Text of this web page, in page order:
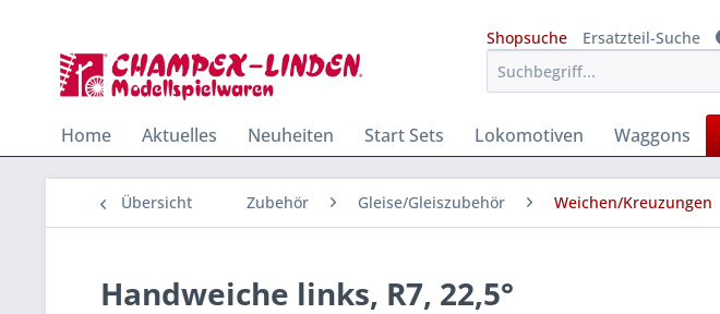
Shopsuche
Ersatzteil-Suche
Home Aktuelles Neuheiten Start Sets Lokomotiven Waggons
Übersicht Zubehör Gleise/Gleiszubehör Weichen/Kreuzungen
Handweiche links, R7, 22,5°